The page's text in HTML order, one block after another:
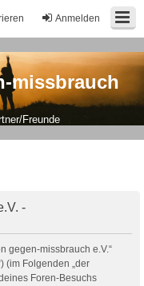
Anmelden
missbrauch
Freunde
-
gegen-missbrauch e.V.“
(im Folgenden „der
Foren-Besuchs